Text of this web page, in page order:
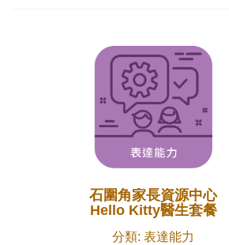
石圍角家長資源中心
Hello Kitty醫生套餐
分類: 表達能力